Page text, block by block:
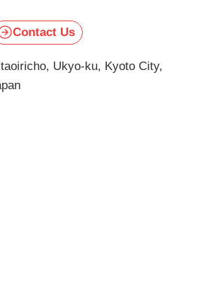
Contact Us
Ukyo-ku, Kyoto City,